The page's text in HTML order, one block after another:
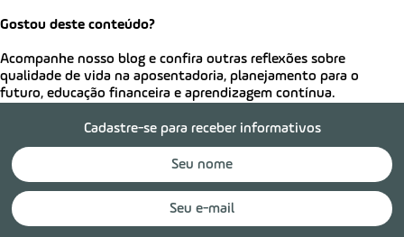
Gostou deste conteúdo?
Acompanhe nosso blog e confira outras reflexões sobre
qualidade de vida na aposentadoria, planejamento para o
futuro, educação financeira e aprendizagem contínua.
Cadastre-se para receber informativos